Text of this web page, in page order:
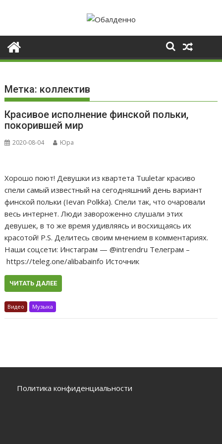
Метка: коллектив
Красивое исполнение финской польки,
покорившей мир
2020-08-04 Юра
Хорошо поют! Девушки из квартета Tuuletar красиво
спели самый известный на сегодняшний день вариант
финской польки (Ievan Polkka). Спели так, что очаровали
весь интернет. Люди завороженно слушали этих
девушек, в то же время удивляясь и восхищаясь их
красотой! P.S. Делитесь своим мнением в комментариях.
Наши соцсети: Инстаграм — @intrendru Телеграм –
https://teleg.one/alibabainfo Источник
ЧИТАТЬ ДАЛЕЕ
Видео Музыка
Политика конфиденциальности